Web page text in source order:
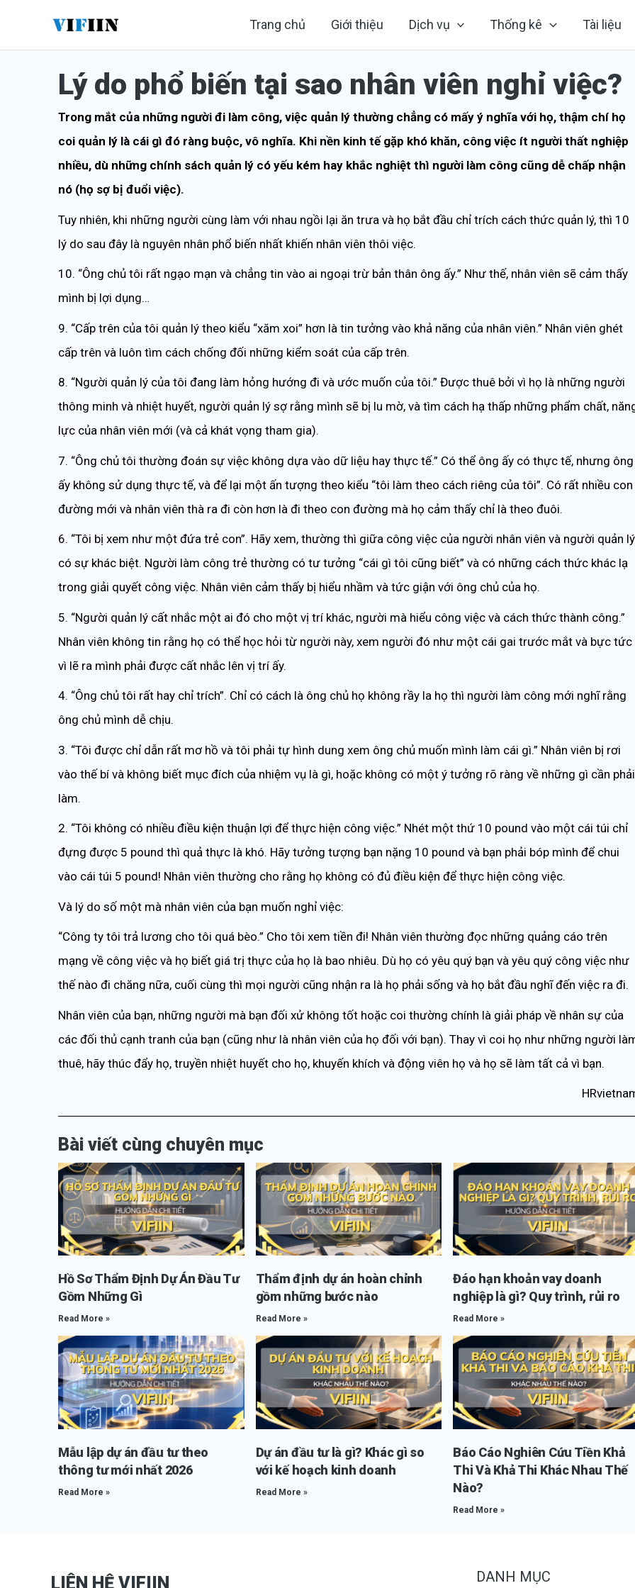
Trang chủ Giới thiệu Dịch vụ Thống kê Tài liệu
Lý do phổ biến tại sao nhân viên nghỉ việc?
Trong mắt của những người đi làm công, việc quản lý thường chẳng có mấy ý nghĩa với họ, thậm chí họ
coi quản lý là cái gì đó ràng buộc, vô nghĩa. Khi nền kinh tế gặp khó khăn, công việc ít người thất nghiệp
nhiều, dù những chính sách quản lý có yếu kém hay khắc nghiệt thì người làm công cũng dễ chấp nhận
nó (họ sợ bị đuổi việc).
Tuy nhiên, khi những người cùng làm với nhau ngồi lại ăn trưa và họ bắt đầu chỉ trích cách thức quản lý, thì 10
lý do sau đây là nguyên nhân phổ biến nhất khiến nhân viên thôi việc.
10. “Ông chủ tôi rất ngạo mạn và chẳng tin vào ai ngoại trừ bản thân ông ấy.” Như thế, nhân viên sẽ cảm thấy
mình bị lợi dụng…
9. “Cấp trên của tôi quản lý theo kiểu “xăm xoi” hơn là tin tưởng vào khả năng của nhân viên.” Nhân viên ghét
cấp trên và luôn tìm cách chống đối những kiểm soát của cấp trên.
8. “Người quản lý của tôi đang làm hỏng hướng đi và ước muốn của tôi.” Được thuê bởi vì họ là những người
thông minh và nhiệt huyết, người quản lý sợ rằng mình sẽ bị lu mờ, và tìm cách hạ thấp những phẩm chất,
lực của nhân viên mới (và cả khát vọng tham gia).
7. “Ông chủ tôi thường đoán sự việc không dựa vào dữ liệu hay thực tế.” Có thể ông ấy có thực tế, nhưng ông
ấy không sử dụng thực tế, và để lại một ấn tượng theo kiểu “tôi làm theo cách riêng của tôi”. Có rất nhiều con
đường mới và nhân viên thà ra đi còn hơn là đi theo con đường mà họ cảm thấy chỉ là theo đuôi.
6. “Tôi bị xem như một đứa trẻ con”. Hãy xem, thường thì giữa công việc của người nhân viên và người quản lý
có sự khác biệt. Người làm công trẻ thường có tư tưởng “cái gì tôi cũng biết” và có những cách thức khác lạ
trong giải quyết công việc. Nhân viên cảm thấy bị hiểu nhầm và tức giận với ông chủ của họ.
5. “Người quản lý cất nhắc một ai đó cho một vị trí khác, người mà hiểu công việc và cách thức thành công.”
Nhân viên không tin rằng họ có thể học hỏi từ người này, xem người đó như một cái gai trước mắt và bực tức
vì lẽ ra mình phải được cất nhắc lên vị trí ấy.
4. “Ông chủ tôi rất hay chỉ trích”. Chỉ có cách là ông chủ họ không rầy la họ thì người làm công mới nghĩ rằng
ông chủ mình dễ chịu.
3. “Tôi được chỉ dẫn rất mơ hồ và tôi phải tự hình dung xem ông chủ muốn mình làm cái gì.” Nhân viên bị rơi
vào thế bí và không biết mục đích của nhiệm vụ là gì, hoặc không có một ý tưởng rõ ràng về những gì cần phải
làm.
2. “Tôi không có nhiều điều kiện thuận lợi để thực hiện công việc.” Nhét một thứ 10 pound vào một cái túi chỉ
đựng được 5 pound thì quả thực là khó. Hãy tưởng tượng bạn nặng 10 pound và bạn phải bóp mình để chui
vào cái túi 5 pound! Nhân viên thường cho rằng họ không có đủ điều kiện để thực hiện công việc.
Và lý do số một mà nhân viên của bạn muốn nghỉ việc:
“Công ty tôi trả lương cho tôi quá bèo.” Cho tôi xem tiền đi! Nhân viên thường đọc những quảng cáo trên
mạng về công việc và họ biết giá trị thực của họ là bao nhiêu. Dù họ có yêu quý bạn và yêu quý công việc như
thế nào đi chăng nữa, cuối cùng thì mọi người cũng nhận ra là họ phải sống và họ bắt đầu nghĩ đến việc ra đi.
Nhân viên của bạn, những người mà bạn đối xử không tốt hoặc coi thường chính là giải pháp về nhân sự của
các đối thủ cạnh tranh của bạn (cũng như là nhân viên của họ đối với bạn). Thay vì coi họ như những người
thuê, hãy thúc đẩy họ, truyền nhiệt huyết cho họ, khuyến khích và động viên họ và họ sẽ làm tất cả vì bạn.
Bài viết cùng chuyên mục
Hồ Sơ Thẩm Định Dự Án Đầu Tư
Gồm Những Gì
Read More »
Thẩm định dự án hoàn chỉnh
gồm những bước nào
Read More »
Đáo hạn khoản vay doanh
nghiệp là gì? Quy trình, rủi ro
Read More »
Mẫu lập dự án đầu tư theo
thông tư mới nhất 2026
Read More »
Dự án đầu tư là gì? Khác gì so
với kế hoạch kinh doanh
Read More »
Báo Cáo Nghiên Cứu Tiền Khả
Thi Và Khả Thi Khác Nhau Thế
Nào?
Read More »
LIÊN HỆ VIFIIN DANH MỤC